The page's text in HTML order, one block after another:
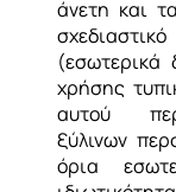
άνετη και
(εσωτερικά
χρήσης
αυτού
ξύλινων
όρια